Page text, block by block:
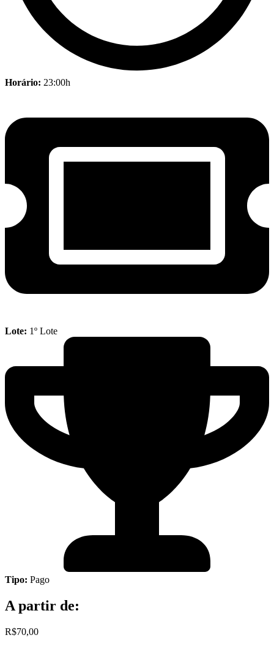
Horário: 23:00h
Lote: 1º Lote
Tipo: Pago
A partir de:
R$70,00